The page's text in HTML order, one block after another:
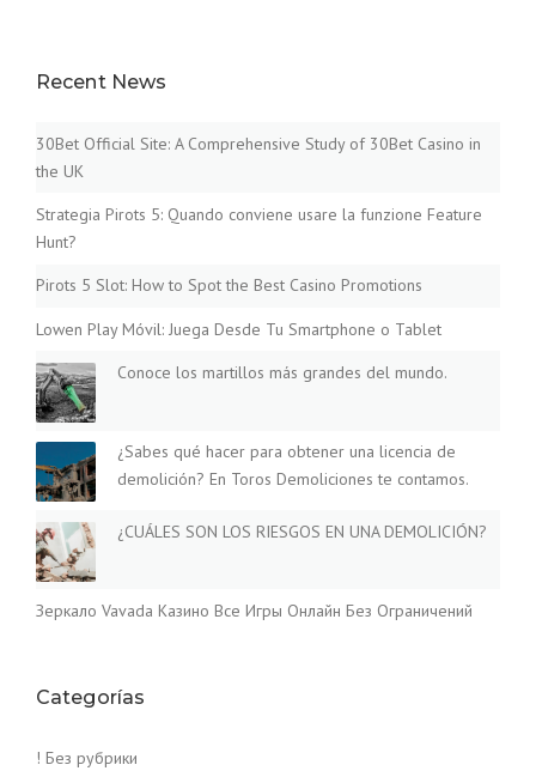
Recent News
30Bet Official Site: A Comprehensive Study of 30Bet Casino in
the UK
Strategia Pirots 5: Quando conviene usare la funzione Feature
Hunt?
Pirots 5 Slot: How to Spot the Best Casino Promotions
Lowen Play Móvil: Juega Desde Tu Smartphone o Tablet
Conoce los martillos más grandes del mundo.
¿Sabes qué hacer para obtener una licencia de
demolición? En Toros Demoliciones te contamos.
¿CUÁLES SON LOS RIESGOS EN UNA DEMOLICIÓN?
Зеркало Vavada Казино Все Игры Онлайн Без Ограничений
Categorías
! Без рубрики